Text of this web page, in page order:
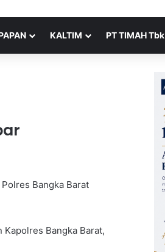
KALTIM PT TIMAH Tbk
Bangka Barat
Bangka Barat,